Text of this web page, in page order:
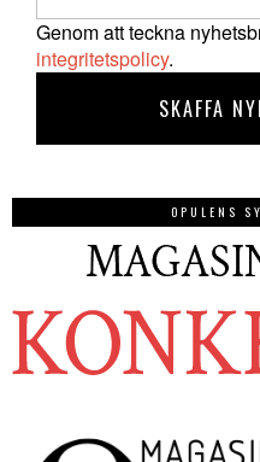
Genom att teckna
integritetspolicy.
OPULENS